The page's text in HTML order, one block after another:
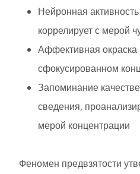
Нейронная
коррелирует с мерой
Аффективная
сфокусированном
Запоминание
сведения,
мерой концентрации
Феномен предвзятости